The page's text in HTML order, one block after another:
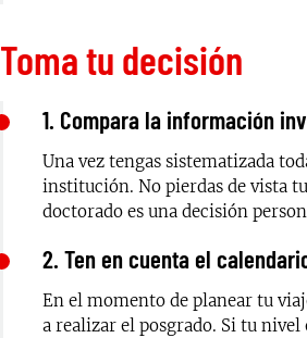
Toma tu decisión
1. Compara la información
Una vez tengas sistematizada
institución. No pierdas de vista
doctorado es una decisión
2. Ten en cuenta el
En el momento de planear tu
a realizar el posgrado. Si tu nivel